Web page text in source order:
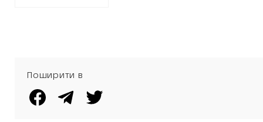
Поширити в